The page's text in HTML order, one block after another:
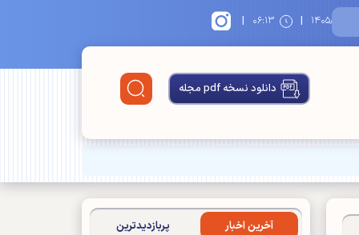
| ۰۶:۱۳ |
دانلود نسخه pdf مجله
آخرین اخبار پربازدیدترین